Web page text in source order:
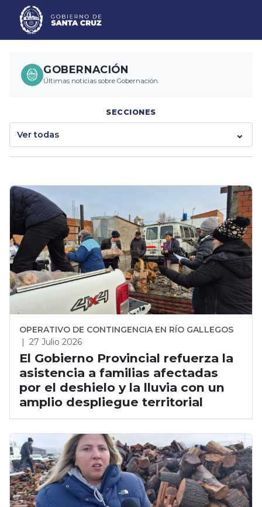
GOBERNACIÓN
Últimas noticias sobre Gobernación.
SECCIONES
Ver todas
OPERATIVO DE CONTINGENCIA EN RÍO GALLEGOS
| 27 Julio 2026
El Gobierno Provincial refuerza la
asistencia a familias afectadas
por el deshielo y la lluvia con un
amplio despliegue territorial